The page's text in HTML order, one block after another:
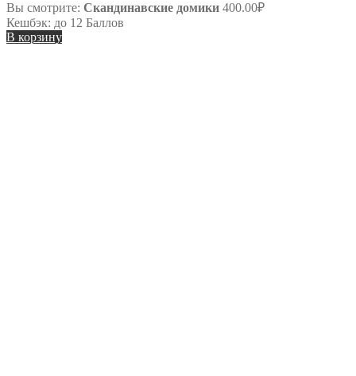
Вы смотрите: Скандинавские домики 400.00₽
Кешбэк: до 12 Баллов
В корзину